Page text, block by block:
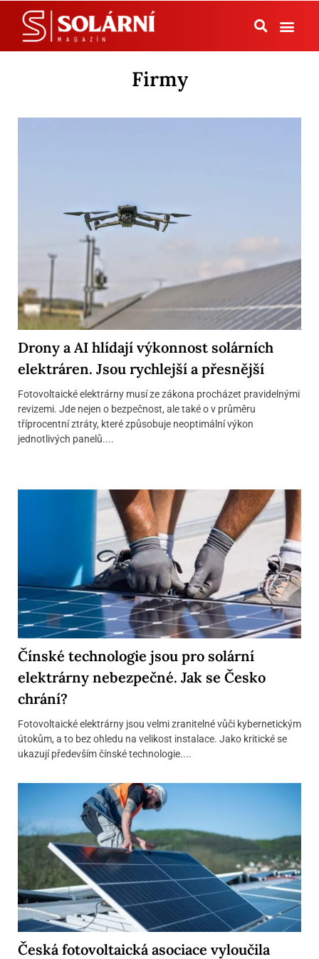
Firmy
Drony a AI hlídají výkonnost solárních
elektráren. Jsou rychlejší a přesnější
Fotovoltaické elektrárny musí ze zákona procházet pravidelnými
revizemi. Jde nejen o bezpečnost, ale také o v průměru
tříprocentní ztráty, které způsobuje neoptimální výkon
jednotlivých panelů....
Čínské technologie jsou pro solární
elektrárny nebezpečné. Jak se Česko
chrání?
Fotovoltaické elektrárny jsou velmi zranitelné vůči kybernetickým
útokům, a to bez ohledu na velikost instalace. Jako kritické se
ukazují především čínské technologie....
Česká fotovoltaická asociace vyloučila